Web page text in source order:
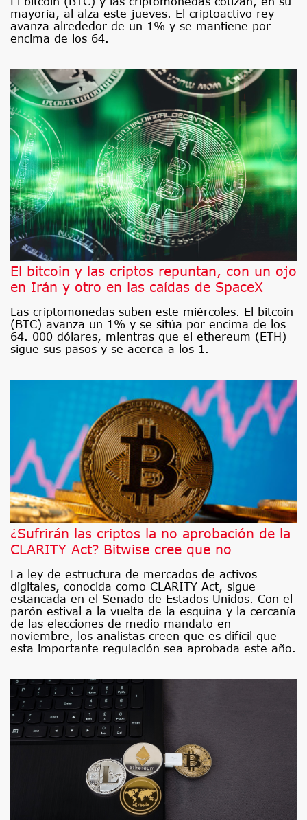
mayoría, al alza este jueves. El criptoactivo rey
avanza alrededor de un 1% y se mantiene por
encima de los 64.
El bitcoin y las criptos repuntan, con un ojo
en Irán y otro en las caídas de SpaceX
Las criptomonedas suben este miércoles. El bitcoin
(BTC) avanza un 1% y se sitúa por encima de los
64. 000 dólares, mientras que el ethereum (ETH)
sigue sus pasos y se acerca a los 1.
¿Sufrirán las criptos la no aprobación de la
CLARITY Act? Bitwise cree que no
La ley de estructura de mercados de activos
digitales, conocida como CLARITY Act, sigue
estancada en el Senado de Estados Unidos. Con el
parón estival a la vuelta de la esquina y la cercanía
de las elecciones de medio mandato en
noviembre, los analistas creen que es difícil que
esta importante regulación sea aprobada este año.